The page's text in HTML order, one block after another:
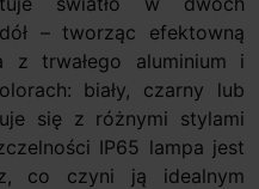
– tworząc efektowną
z trwałego aluminium i
biały, czarny lub
się z różnymi stylami
IP65 lampa jest
co czyni ją idealnym